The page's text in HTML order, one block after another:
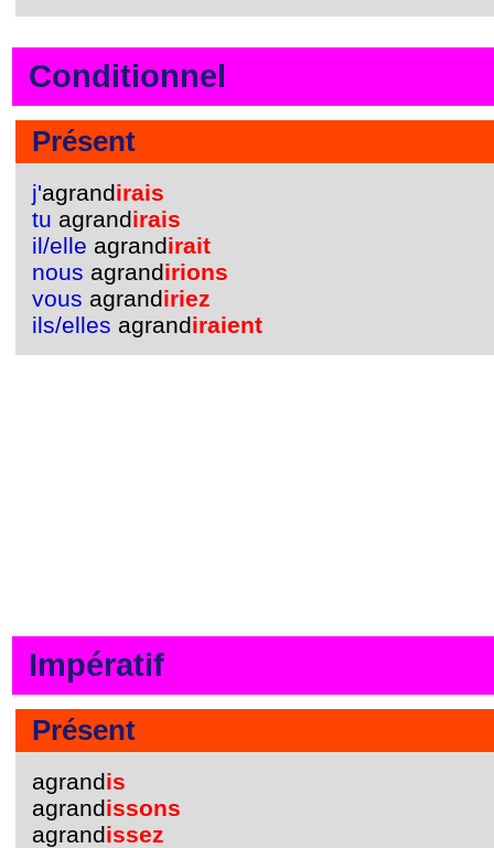
Conditionnel
Présent
j'agrandirais
tu agrandirais
il/elle agrandirait
nous agrandirions
vous agrandiriez
ils/elles agrandiraient
Impératif
Présent
agrandis
agrandissons
agrandissez